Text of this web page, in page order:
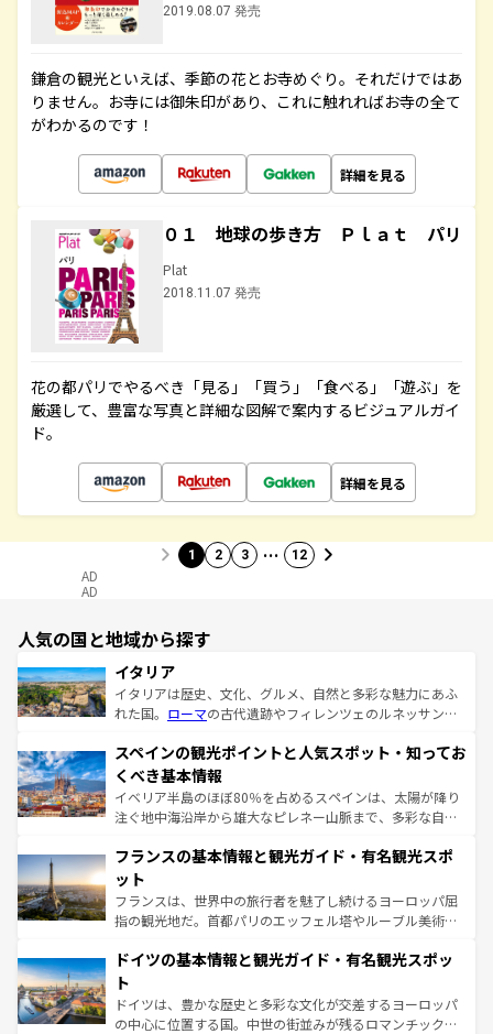
2019.08.07 発売
鎌倉の観光といえば、季節の花とお寺めぐり。それだけではあ
りません。お寺には御朱印があり、これに触れればお寺の全て
がわかるのです！
詳細を見る
０１ 地球の歩き方 Ｐｌａｔ パリ
Plat
2018.11.07 発売
花の都パリでやるべき「見る」「買う」「食べる」「遊ぶ」を
厳選して、豊富な写真と詳細な図解で案内するビジュアルガイ
ド。
詳細を見る
1 2 3 … 12
AD
AD
人気の国と地域から探す
イタリア
イタリアは歴史、文化、グルメ、自然と多彩な魅力にあふ
れた国。 ローマの古代遺跡やフィレンツェのルネッサンス
ろん、トスカーナの美しい田園風景やアマルフィ海岸の絶
景など、自然景観も見逃せない。観光の合間には、本場の
ピザやパスタなど、絶品のイタリア料理を堪能することも
できる。朝目覚めてから夜眠るまで、すべての瞬間を楽し
なお、新着のイタリア情報はコンテンツ一覧を参照してほ
しい。
スペインの観光ポイントと人気スポット・知ってお
くべき基本情報
イベリア半島のほぼ80％を占めるスペインは、太陽が降り
注ぐ地中海沿岸から雄大なピレネー山脈まで、多彩な自然
文化が根付くこの国では、情熱的なフラメンコ、熱気あふ
れる闘牛、そして美味しいタパスが生活の一部となってい
る。首都マドリードの洗練された雰囲気や、バルセロナの
アートに溢れた街角から、地方では古代ローマ遺跡や中世
せる。地方によって風土や気候が異なるスペインはその個
ンテンツ一覧 を参照してほしい。
フランスの基本情報と観光ガイド・有名観光スポ
ット
フランスは、世界中の旅行者を魅了し続けるヨーロッパ屈
指の観光地だ。首都パリのエッフェル塔やルーブル美術館
で、幅広い魅力が詰まっている。華麗な宮殿、歴史的な大
聖堂、美しいビーチ、そして豊かな自然が、訪れる者を心
から魅了する。また、フランスは美食の国としても知ら
れ、フランス料理はユネスコ無形文化遺産にも登録されて
ドイツの基本情報と観光ガイド・有名観光スポッ
ト
ドイツは、豊かな歴史と多彩な文化が交差するヨーロッパ
の中心に位置する国。中世の街並みが残るロマンチック街